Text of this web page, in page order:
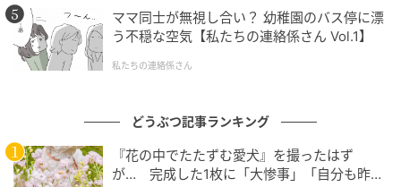
パンチくんの世界的ブームで、国内外から多くの人が
市川市動植物園を訪れるようになりました。安永課長
の願いは、その熱気を動植物園の中だけで終わらせる
あの飯テロ投稿の数々は、地元のお店や街を愛する温
ママ同士が無視し合い？ 幼稚園のバス停に漂
う不穏な空気【私たちの連絡係さん Vol.1】
私たちの連絡係さん
どうぶつ記事ランキング
『花の中でたたずむ愛犬』を撮ったはず
が… 完成した1枚に「大惨事」「自分も昨日